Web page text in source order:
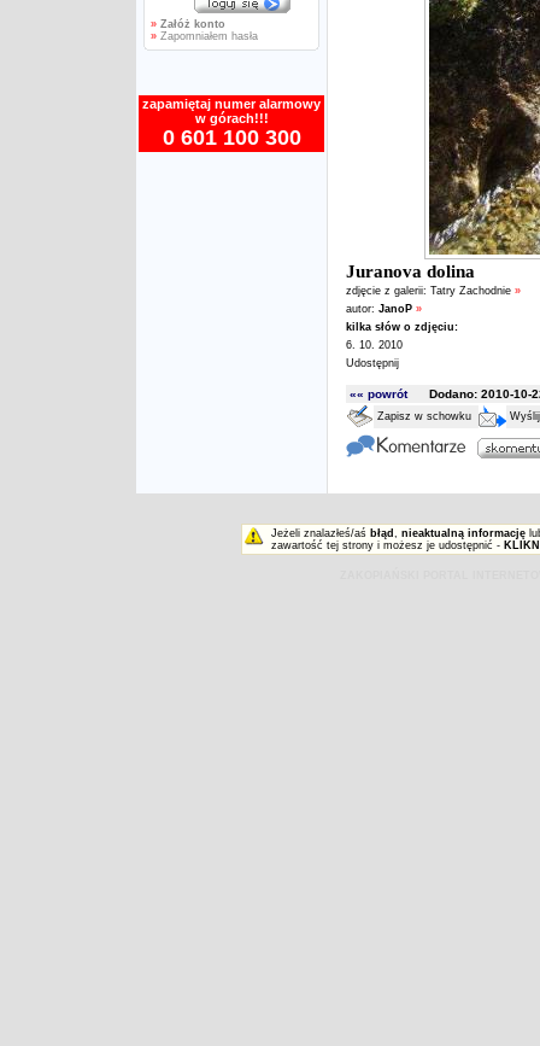
» Załóż konto
» Zapomniałem hasła
zapamiętaj numer alarmowy
w górach!!!
0 601 100 300
Juranova dolina
zdjęcie z galerii: Tatry Zachodnie »
autor: JanoP »
kilka słów o zdjęciu:
6. 10. 2010
Udostępnij
«« powrótDodano: 2010-10-
Zapisz w schowku
Jeżeli znalazłeś/aś błąd , nieaktualną informację
zawartość tej strony i możesz je udostępnić -